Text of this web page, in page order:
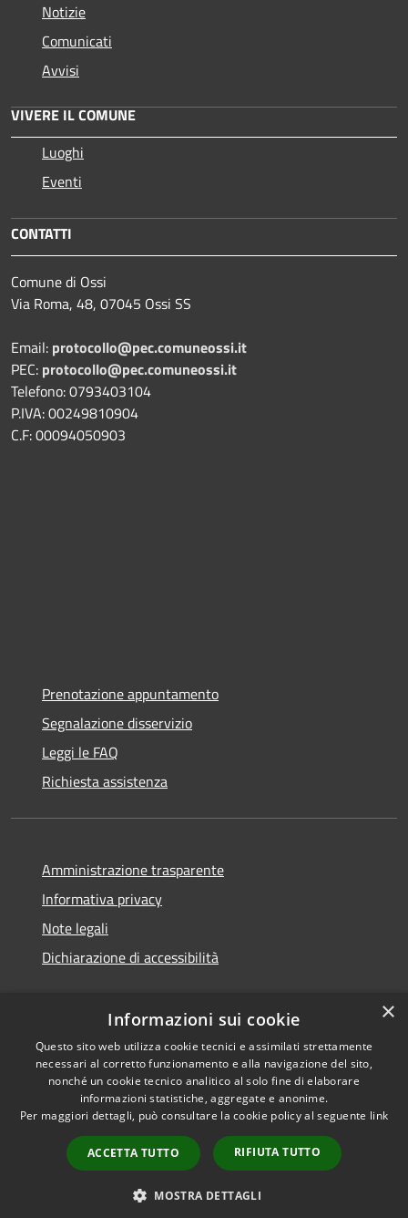
Notizie
Comunicati
Avvisi
VIVERE IL COMUNE
Luoghi
Eventi
CONTATTI
Comune di Ossi
Via Roma, 48, 07045 Ossi SS
Email: protocollo@pec.comuneossi.it
PEC: protocollo@pec.comuneossi.it
Telefono: 0793403104
P.IVA: 00249810904
C.F: 00094050903
Prenotazione appuntamento
Segnalazione disservizio
Leggi le FAQ
Richiesta assistenza
Amministrazione trasparente
Informativa privacy
Note legali
Dichiarazione di accessibilità
RSS
Accessibilità
Copyright © 2026 • Comune di
Municipium•
Accesso
redazione
×
Informazioni sui cookie
Questo sito web utilizza cookie tecnici e assimilati strettamente
necessari al corretto funzionamento e alla navigazione del sito,
nonché un cookie tecnico analitico al solo fine di elaborare
informazioni statistiche, aggregate e anonime.
Per maggiori dettagli, può consultare la cookie policy al seguente link
ACCETTA TUTTO RIFIUTA TUTTO
MOSTRA DETTAGLI